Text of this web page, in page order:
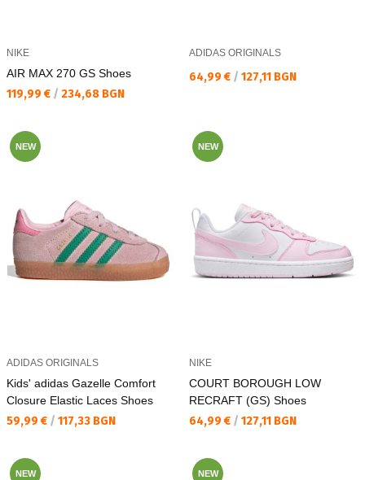
NIKE
AIR MAX 270 GS Shoes
Текуща цена:
119,99 € / 234,68 BGN
ADIDAS ORIGINALS
Текуща цена:
64,99 € / 127,11 BGN
NEW
ADIDAS ORIGINALS
Kids' adidas Gazelle Comfort
Closure Elastic Laces Shoes
Текуща цена:
59,99 € / 117,33 BGN
NEW
NIKE
COURT BOROUGH LOW
RECRAFT (GS) Shoes
Текуща цена:
64,99 € / 127,11 BGN
NEW NEW